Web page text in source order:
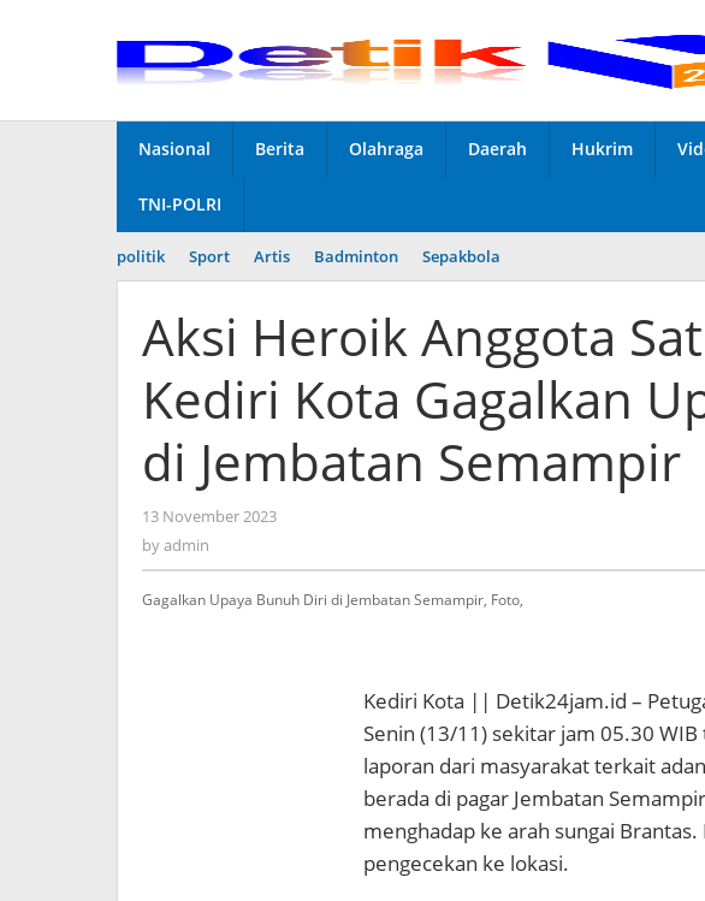
Nasional Berita Olahraga Daerah Hukrim
TNI-POLRI
politik Sport Artis Badminton Sepakbola
Aksi Heroik Anggota
Kediri Kota Gagalkan
di Jembatan Semampir
13 November 2023
byadmin
Gagalkan Upaya Bunuh Diri di Jembatan Semampir, Foto,
Kediri Kota || Detik24jam.id –
Senin (13/11) sekitar jam 05.30
laporan dari masyarakat terkait
berada di pagar Jembatan
menghadap ke arah sungai
pengecekan ke lokasi.